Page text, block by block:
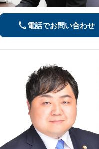
電話でお問い合わせ